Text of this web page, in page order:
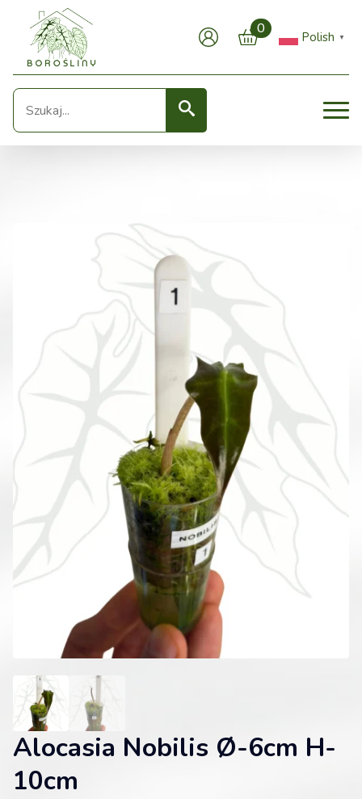
0
Polish ▼
Seearch
Alocasia Nobilis Ø-6cm H-
10cm